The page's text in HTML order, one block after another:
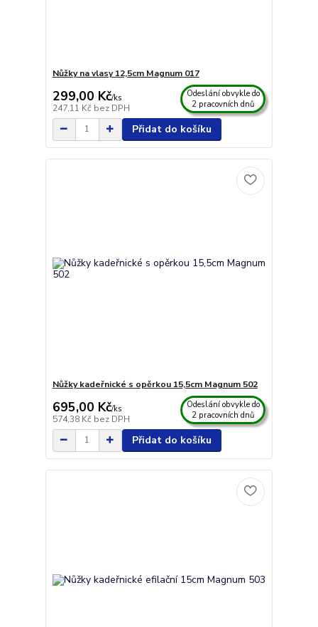
Nůžky na vlasy 12,5cm Magnum 017
299,00 Kč/ks
247,11 Kč bez DPH
Odeslání obvykle do
2 pracovních dnů
Přidat do košíku
Nůžky kadeřnické s opěrkou 15,5cm Magnum 502
695,00 Kč/ks
574,38 Kč bez DPH
Odeslání obvykle do
2 pracovních dnů
Přidat do košíku